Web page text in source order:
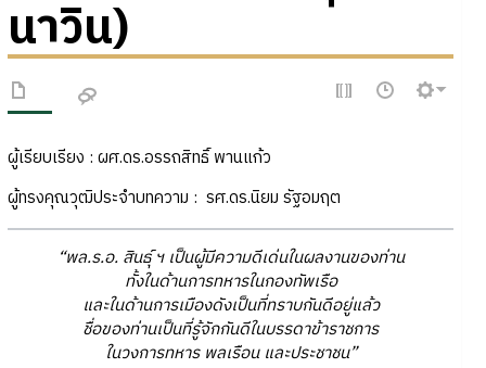
นาวิน)
ผู้เรียบเรียง : ผศ.ดร.อรรถสิทธิ์ พานแก้ว
ผู้ทรงคุณวุฒิประจำบทความ : รศ.ดร.นิยม รัฐอมฤต
“พล.ร.อ. สินธุ์ ฯ เป็นผู้มีความดีเด่นในผลงานของท่าน
ทั้งในด้านการทหารในกองทัพเรือ
และในด้านการเมืองดังเป็นที่ทราบกันดีอยู่แล้ว
ชื่อของท่านเป็นที่รู้จักกันดีในบรรดาข้าราชการ
ในวงการทหาร พลเรือน และประชาชน”